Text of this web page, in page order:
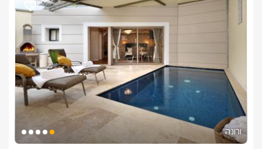
לפרטים נוספים או שאלות אנחנו פה לשירותכם
052-9125386
ורונה